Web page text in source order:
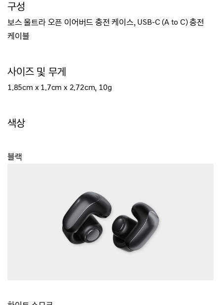
구성
보스 울트라 오픈 이어버드 충전 케이스, USB-C (A to C) 충전
케이블
사이즈 및 무게
1.85cm x 1.7cm x 2.72cm, 10g
색상
블랙